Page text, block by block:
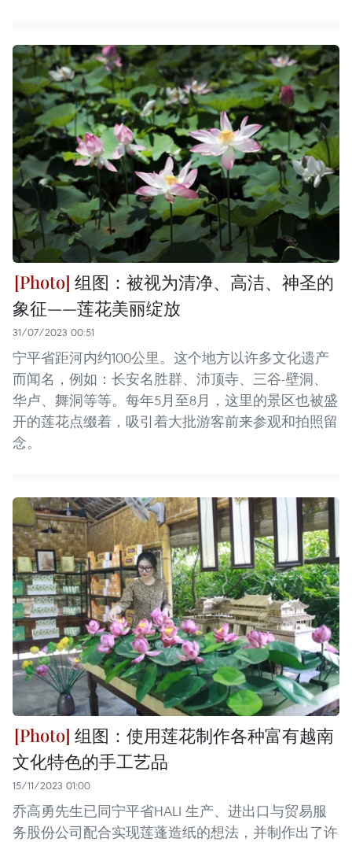
组图：被视为清净、高洁、神圣的
象征——莲花美丽绽放
31/07/2023 00:51
宁平省距河内约100公里。这个地方以许多文化遗产
而闻名，例如：长安名胜群、沛顶寺、三谷-壁洞、
华卢、舞洞等等。每年5月至8月，这里的景区也被盛
开的莲花点缀着，吸引着大批游客前来参观和拍照留
念。
组图：使用莲花制作各种富有越南
文化特色的手工艺品
15/11/2023 01:00
乔高勇先生已同宁平省HALI 生产、进出口与贸易服
务股份公司配合实现莲蓬造纸的想法，并制作出了许